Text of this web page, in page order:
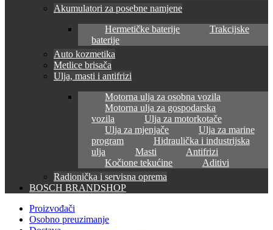
Akumulatori za posebne namjene
Hermetičke baterije
Trakcijske
baterije
Auto kozmetika
Metlice brisača
Ulja, masti i antifrizi
Motorna ulja za osobna vozila
Motorna ulja za gospodarska
vozila
Ulja za motorkotače
Ulja za mjenjače
Ulja za marine
program
Hidraulička i industrijska
ulja
Masti
Antifrizi
Kočione tekućine
Aditivi
Radionička i servisna oprema
BOSCH BRANDSHOP
Proizvođači
Osobno preuzimanje